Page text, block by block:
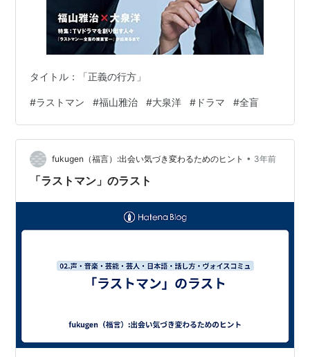
タイトル：「正義の行方」
#ラストマン #福山雅治 #大泉洋 # ドラマ #全盲
fukugen（福言）:出会い気づき変わるためのヒント • 3年前
「ラストマン」のラスト